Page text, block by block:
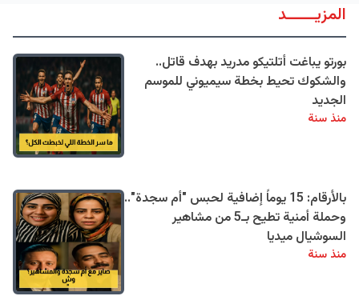
المزيــــــد
بورتو يباغت أتلتيكو مدريد بهدف قاتل..
والشكوك تحيط بخطة سيميوني للموسم
الجديد
منذ سنة
بالأرقام: 15 يوماً إضافية لحبس "أم سجدة"..
وحملة أمنية تطيح بـ5 من مشاهير
السوشيال ميديا
منذ سنة